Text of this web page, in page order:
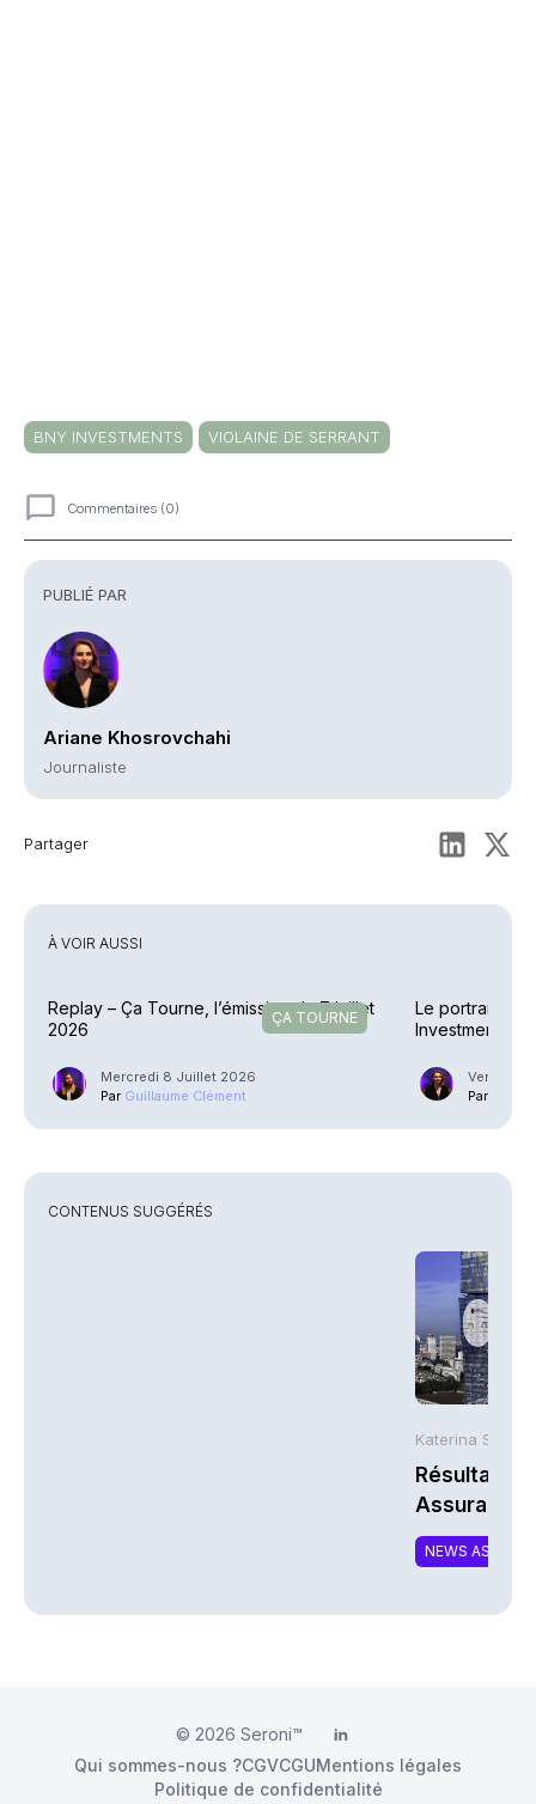
PUBLIÉ PAR
Ariane Khosrovchahi
Journaliste
Partager
BNY INVESTMENTS VIOLAINE DE SERRANT
Commentaires (0)
À VOIR AUSSI
ÇA TOURNE
Replay – Ça Tourne, l’émission du 7 juillet
2026
Mercredi 8 Juillet 2026
Par Guillaume Clément
Le portrait de
Investments)
Vendredi
Par
CONTENUS SUGGÉRÉS
Katerina
Résultats
NEWS
© 2026 Seroni™ LinkedIn
Qui sommes-nous ?CGVCGUMentions légales
Politique de confidentialité